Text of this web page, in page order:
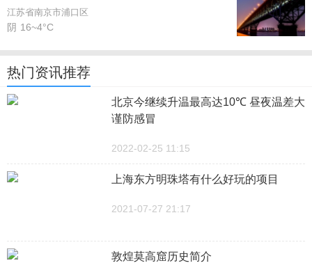
江苏省南京市浦口区
阴 16~4°C
热门资讯推荐
北京今继续升温最高达10℃ 昼夜温差大
谨防感冒
2022-02-25 11:15
上海东方明珠塔有什么好玩的项目
2021-07-27 21:17
敦煌莫高窟历史简介